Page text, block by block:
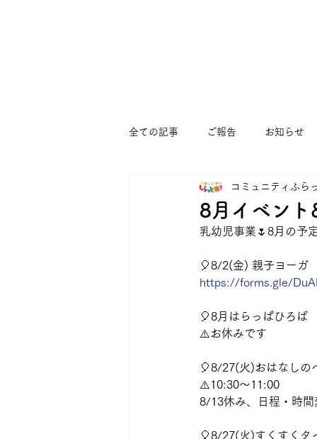
全ての記事 ご報告 お知らせ
まつぼっくりひろば すくすく
8月イベン
コミュニティふら
乳幼児事業🌷8月の予
🎈8/2(金) 親子ヨー
https://forms.gle/
🎈8月はらっぱひろば
⚠️お休みです
🎈8/27(火)おはなしの
⚠️10:30〜11:00
8/13休み、日程・時間
🎈8/27(火)すくすくタ